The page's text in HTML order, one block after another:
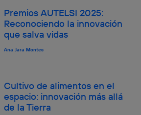
Premios AUTELSI 2025:
Reconociendo la innovación
que salva vidas
Ana Jara Montes
Cultivo de alimentos en el
espacio: innovación más allá
de la Tierra